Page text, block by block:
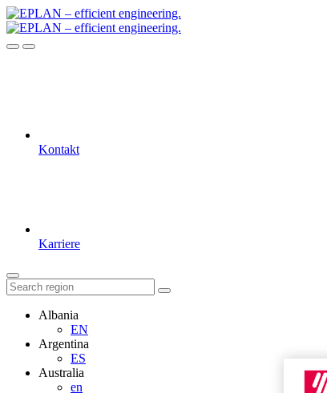
Kontakt
Karriere
Albania
EN
Argentina
ES
Australia
en